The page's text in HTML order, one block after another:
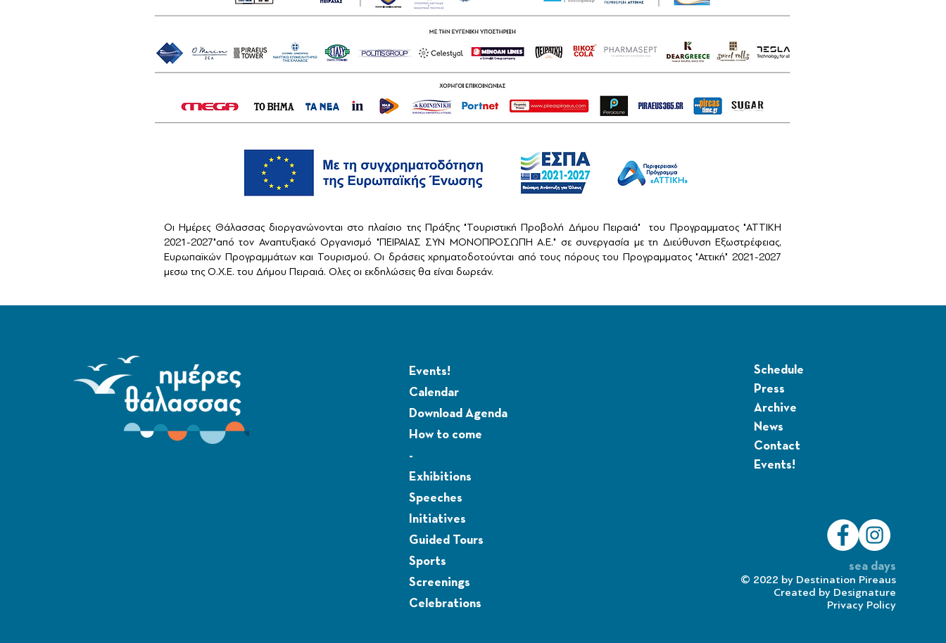
Οι Ημέρες Θάλασσας διοργανώνονται στο πλαίσιο της Πράξης "Τουριστική Προβολή Δήμου Πειραιά" του Προγραμματος "ΑΤΤΙΚΗ
2021-2027"από τον Αναπτυξιακό Οργανισμό "ΠΕΙΡΑΙΑΣ ΣΥΝ ΜΟΝΟΠΡΟΣΩΠΗ Α.Ε." σε συνεργασία με τη Διεύθυνση Εξωστρέφειας,
Ευρωπαϊκών Προγραμμάτων και Τουρισμού. Οι δράσεις χρηματοδοτούνται από τους πόρους του Προγραμματος "Αττική" 2021-2027
μεσω της Ο.Χ.Ε. του Δήμου Πειραιά. Ολες οι εκδηλώσεις θα είναι δωρεάν.
Events!
Calendar
Download Agenda
How to come
-
Exhibitions
Speeches
Initiatives
Guided Tours
Sports
Screenings
Celebrations
Schedule
Press
Archive
News
Contact
Events!
sea days
© 2022 by Destination Pireaus
Created by Designature
Privacy Policy